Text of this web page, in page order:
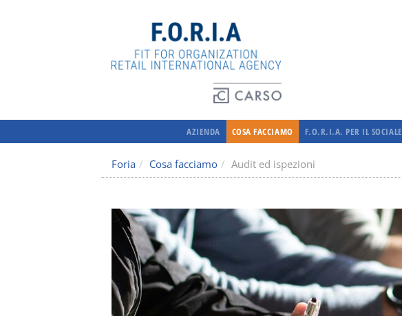
AZIENDA COSA FACCIAMO F.O.R.I.A. PER IL SOCIALE
Foria Cosa facciamo Audit ed ispezioni